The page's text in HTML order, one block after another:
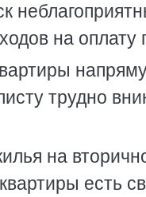
на оплату
трудно
на
есть